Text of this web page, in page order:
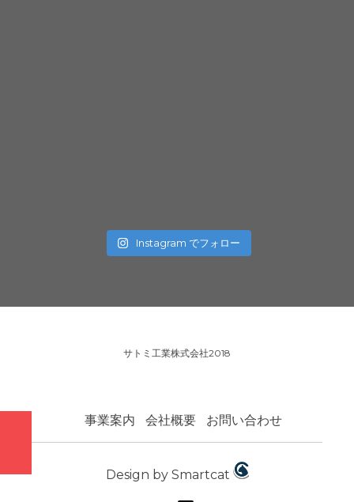
Instagram でフォロー
サトミ工業株式会社2018
事業案内 会社概要 お問い合わせ
Design by Smartcat